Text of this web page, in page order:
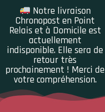
Notre livraison
Chronopost en Point
Relais et à Domicile est
actuellement
indisponible. Elle sera de
retour très
prochainement ! Merci de
votre compréhension.